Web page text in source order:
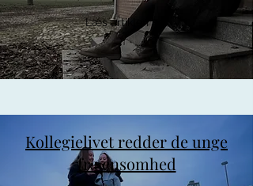
Læs artiklen her
Kollegielivet redder de unge
fra ensomhed